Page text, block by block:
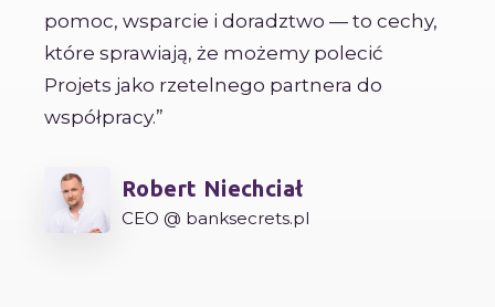
pomoc, wsparcie i doradztwo — to cechy,
które sprawiają, że możemy polecić
Projets jako rzetelnego partnera do
współpracy.
Robert Niechciał
CEO @ banksecrets.pl